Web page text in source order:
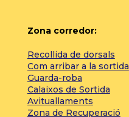
Zona corredor:
Recollida de dorsals
Com arribar a la sortida
Guarda-roba
Calaixos de Sortida
Avituallaments
Zona de Recuperació